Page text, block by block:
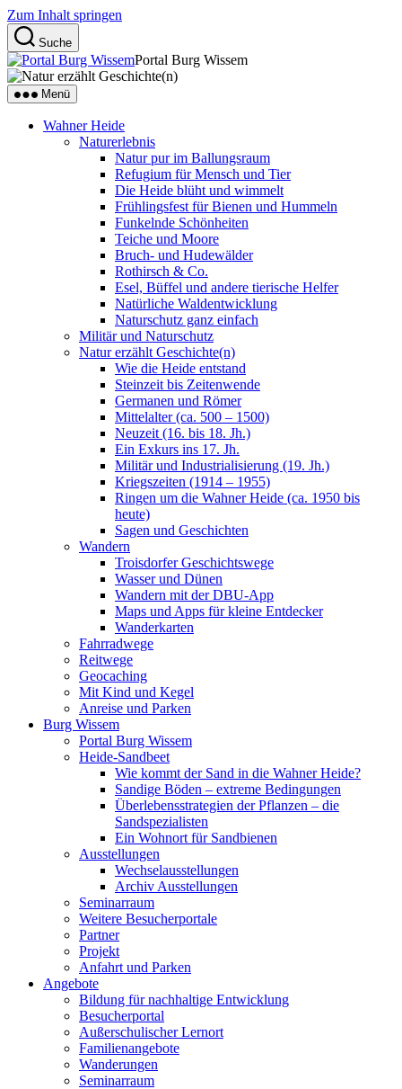
Zum Inhalt springen
Suche
Portal Burg Wissem
Menü
Wahner Heide
Naturerlebnis
Natur pur im Ballungsraum
Refugium für Mensch und Tier
Die Heide blüht und wimmelt
Frühlingsfest für Bienen und Hummeln
Funkelnde Schönheiten
Teiche und Moore
Bruch- und Hudewälder
Rothirsch & Co.
Esel, Büffel und andere tierische Helfer
Natürliche Waldentwicklung
Naturschutz ganz einfach
Militär und Naturschutz
Natur erzählt Geschichte(n)
Wie die Heide entstand
Steinzeit bis Zeitenwende
Germanen und Römer
Mittelalter (ca. 500 – 1500)
Neuzeit (16. bis 18. Jh.)
Ein Exkurs ins 17. Jh.
Militär und Industrialisierung (19. Jh.)
Kriegszeiten (1914 – 1955)
Ringen um die Wahner Heide (ca. 1950 bis
heute)
Sagen und Geschichten
Wandern
Troisdorfer Geschichtswege
Wasser und Dünen
Wandern mit der DBU-App
Maps und Apps für kleine Entdecker
Wanderkarten
Fahrradwege
Reitwege
Geocaching
Mit Kind und Kegel
Anreise und Parken
Burg Wissem
Portal Burg Wissem
Heide-Sandbeet
Wie kommt der Sand in die Wahner Heide?
Sandige Böden – extreme Bedingungen
Überlebensstrategien der Pflanzen – die
Sandspezialisten
Ein Wohnort für Sandbienen
Ausstellungen
Wechselausstellungen
Archiv Ausstellungen
Seminarraum
Weitere Besucherportale
Partner
Projekt
Anfahrt und Parken
Angebote
Bildung für nachhaltige Entwicklung
Besucherportal
Außerschulischer Lernort
Familienangebote
Wanderungen
Seminarraum